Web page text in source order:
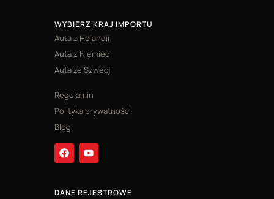
WYBIERZ KRAJ IMPORTU
Auta z Holandii
Auta z Niemiec
Auta ze Szwecji
Regulamin
Polityka prywatności
Blog
DANE REJESTROWE